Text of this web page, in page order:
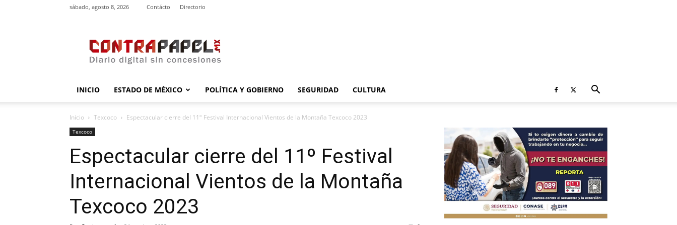
sábado, agosto 8, 2026 Contácto Directorio
INICIO ESTADO DE MÉXICO POLÍTICA Y GOBIERNO SEGURIDAD CULTURA
Inicio Texcoco Espectacular cierre del 11º Festival Internacional Vientos de la Montaña Texcoco 2023
Texcoco
Espectacular cierre del 11º Festival
Internacional Vientos de la Montaña
Texcoco 2023